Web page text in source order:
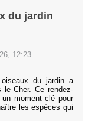
du jardin
12:23
du jardin a
le Cher. Ce rendez-
moment clé pour
les espèces qui